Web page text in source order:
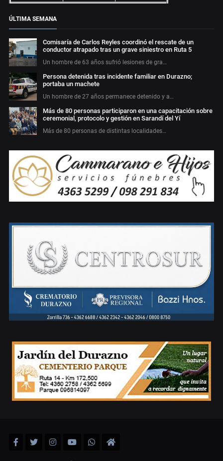
ÚLTIMA SEMANA
Comisaría de Carlos Reyles coordinó el rescate de un
conductor atrapado tras un grave siniestro en Ruta 5
Un hombre de 63 años sufrió lesiones de gra…
Persona detenida tras incidente familiar en Durazno;
portaba un machete
Un hombre de 27 años permanece detenido y a…
Más de 80 personas participaron en una capacitación sobre
ceremonial, protocolo y gestión en Sarandí del Yí
Más de 80 personas de distintas localidades…